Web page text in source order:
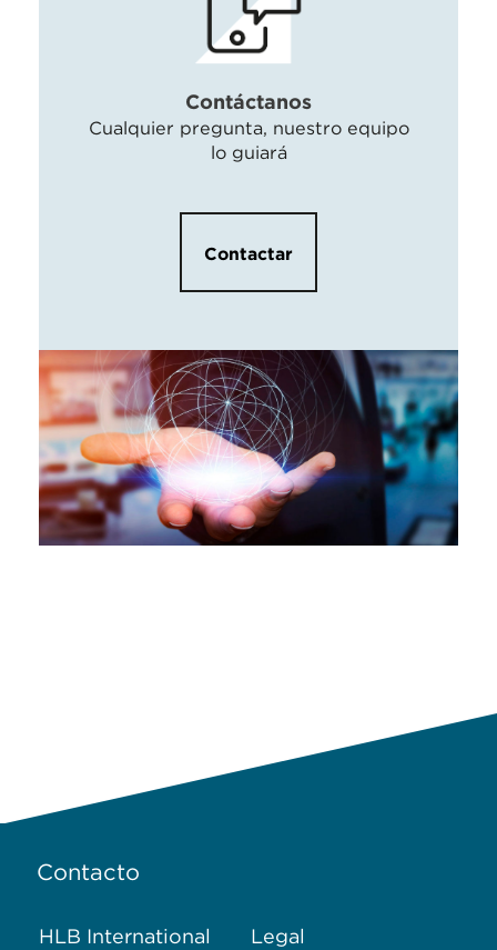
Contáctanos
Cualquier pregunta, nuestro equipo
lo guiará
Contactar
Contacto
HLB International Legal